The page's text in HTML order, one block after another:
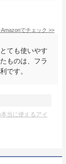
Amazonでチェック >>
ても使いやす
ものは、フラ
です。
当に使えるアイ